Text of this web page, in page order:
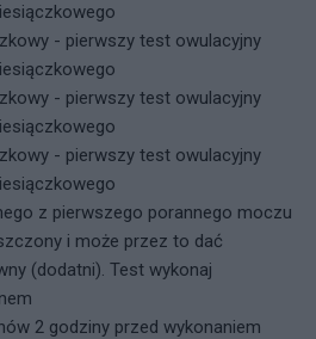
- pierwszy test owulacyjny
- pierwszy test owulacyjny
- pierwszy test owulacyjny
z pierwszego porannego moczu
i może przez to dać
(dodatni). Test wykonaj
2 godziny przed wykonaniem